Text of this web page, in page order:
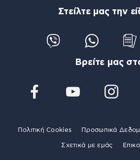
Στείλτε μας την
Βρείτε μας
Πολιτική Cookies Προσωπικά
Σχετικά με εμάς